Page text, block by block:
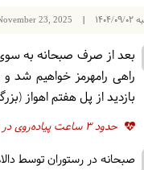
23, 2025 | 1404/09/02
بعد از صرف صبحانه به
راهی رامهرمز خواهیم شد
بازدید از پل هفتم اهواز
حدود 3 ساعت پیاده‌روی در فضای شهری
صبحانه در رستوران توسط